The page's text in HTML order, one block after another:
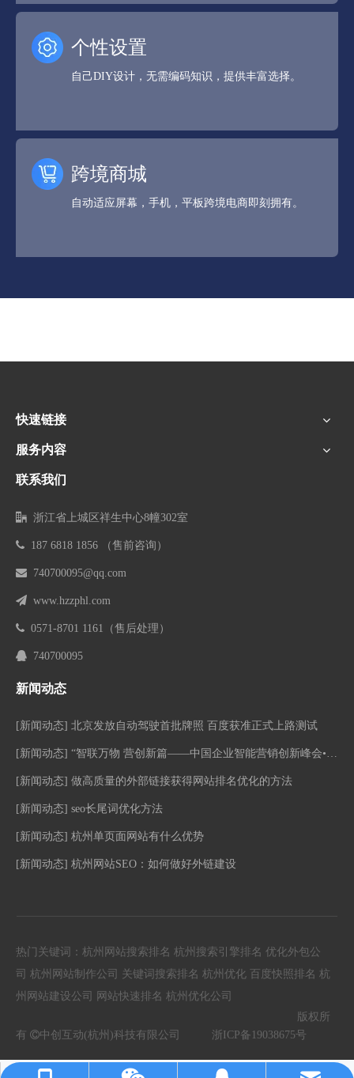
个性设置
自己DIY设计，无需编码知识，提供丰富选择。
跨境商城
自动适应屏幕，手机，平板跨境电商即刻拥有。
快速链接
服务内容
联系我们
 浙江省上城区祥生中心8幢302室
 187 6818 1856 （售前咨询）
 740700095@qq.com
 www.hzzphl.com
 0571-8701 1161 （售后处理）
 740700095
新闻动态
[新闻动态] 北京发放自动驾驶首批牌照 百度获准正式上路测试
[新闻动态] “智联万物 营创新篇——中国企业智能营销创新峰会•南京站”活动圆满落幕！
[新闻动态] 做高质量的外部链接获得网站排名优化的方法
[新闻动态] seo长尾词优化方法
[新闻动态] 杭州单页面网站有什么优势
[新闻动态] 杭州网站SEO：如何做好外链建设
热门关键词： 杭州网站搜索排名 杭州搜索引擎排名 优化外包公
司 杭州网站制作公司 关键词搜索排名 杭州优化 百度快照排名 杭
州网站建设公司
网站快速排名 杭州优化公司
版权所
有 中创互动(杭州)科技有限公司 浙ICP备19038675号